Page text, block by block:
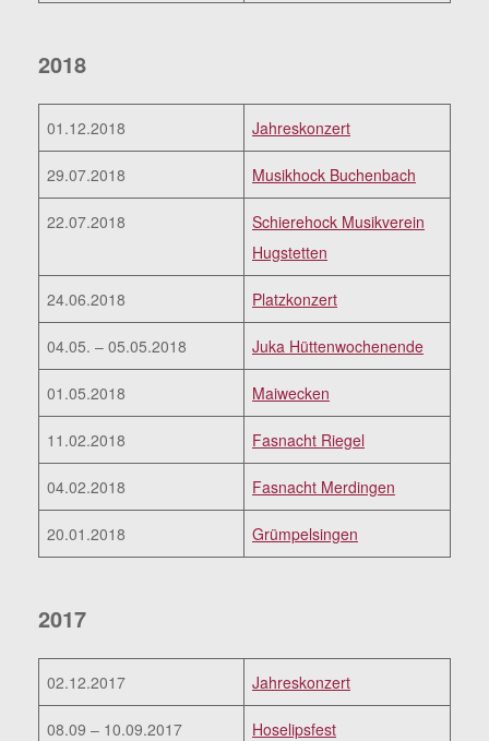
2018
01.12.2018 Jahreskonzert
29.07.2018 Musikhock Buchenbach
22.07.2018
Schierehock Musikverein
Hugstetten
24.06.2018 Platzkonzert
04.05. – 05.05.2018 Juka Hüttenwochenende
01.05.2018 Maiwecken
11.02.2018 Fasnacht Riegel
04.02.2018 Fasnacht Merdingen
20.01.2018 Grümpelsingen
2017
02.12.2017 Jahreskonzert
08.09 – 10.09.2017 Hoselipsfest